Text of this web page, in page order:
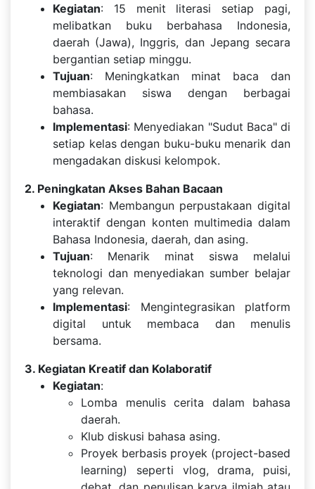
Kegiatan: 15 menit literasi setiap pagi,
melibatkan buku berbahasa Indonesia,
daerah (Jawa), Inggris, dan Jepang secara
bergantian setiap minggu.
Tujuan: Meningkatkan minat baca dan
membiasakan siswa dengan berbagai
bahasa.
Implementasi: Menyediakan "Sudut Baca" di
setiap kelas dengan buku-buku menarik dan
mengadakan diskusi kelompok.
2. Peningkatan Akses Bahan Bacaan
Kegiatan: Membangun perpustakaan digital
interaktif dengan konten multimedia dalam
Bahasa Indonesia, daerah, dan asing.
Tujuan: Menarik minat siswa melalui
teknologi dan menyediakan sumber belajar
yang relevan.
Implementasi: Mengintegrasikan platform
digital untuk membaca dan menulis
bersama.
3. Kegiatan Kreatif dan Kolaboratif
Kegiatan:
Lomba menulis cerita dalam bahasa
daerah.
Klub diskusi bahasa asing.
Proyek berbasis proyek (project-based
learning) seperti vlog, drama, puisi,